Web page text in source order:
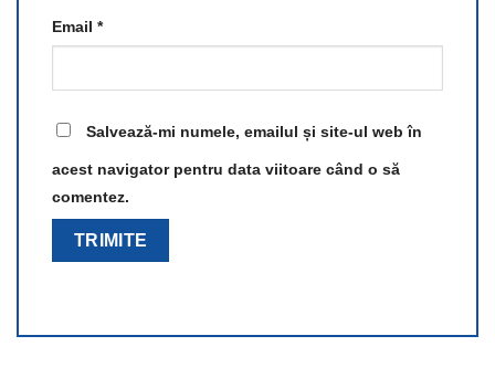
Email *
Salvează-mi numele, emailul și site-ul web în
acest navigator pentru data viitoare când o să
comentez.